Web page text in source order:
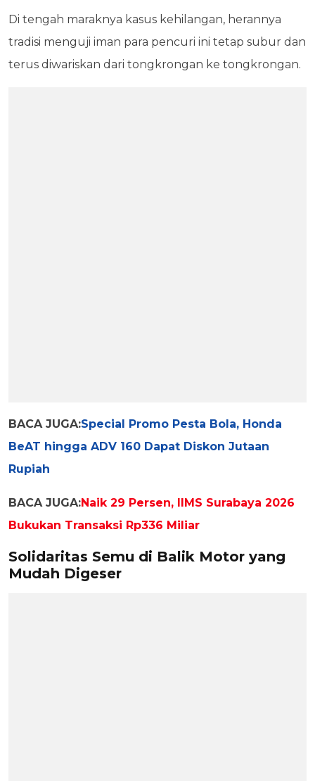
Di tengah maraknya kasus kehilangan, herannya
tradisi menguji iman para pencuri ini tetap subur dan
terus diwariskan dari tongkrongan ke tongkrongan.
BACA JUGA:Special Promo Pesta Bola, Honda
BeAT hingga ADV 160 Dapat Diskon Jutaan
Rupiah
BACA JUGA:Naik 29 Persen, IIMS Surabaya 2026
Bukukan Transaksi Rp336 Miliar
Solidaritas Semu di Balik Motor yang
Mudah Digeser